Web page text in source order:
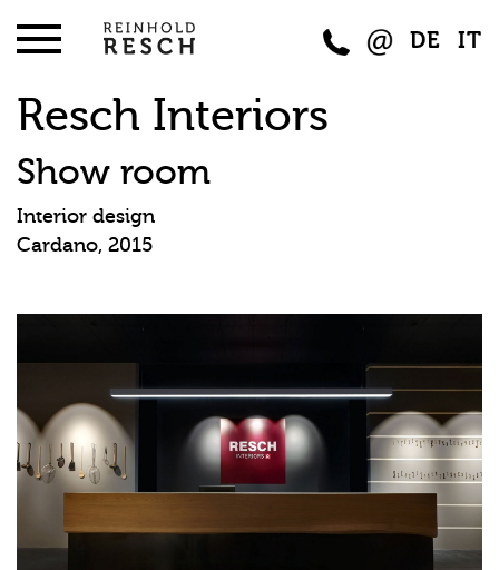
DE IT
Resch Interiors
Show room
Interior design
Cardano, 2015